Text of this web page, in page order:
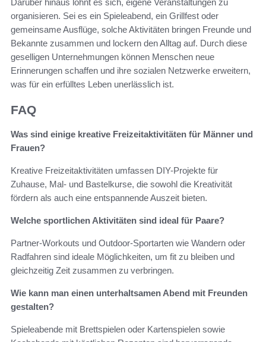
Darüber hinaus lohnt es sich, eigene Veranstaltungen zu
organisieren. Sei es ein Spieleabend, ein Grillfest oder
gemeinsame Ausflüge, solche Aktivitäten bringen Freunde und
Bekannte zusammen und lockern den Alltag auf. Durch diese
geselligen Unternehmungen können Menschen neue
Erinnerungen schaffen und ihre sozialen Netzwerke erweitern,
was für ein erfülltes Leben unerlässlich ist.
FAQ
Was sind einige kreative Freizeitaktivitäten für Männer und
Frauen?
Kreative Freizeitaktivitäten umfassen DIY-Projekte für
Zuhause, Mal- und Bastelkurse, die sowohl die Kreativität
fördern als auch eine entspannende Auszeit bieten.
Welche sportlichen Aktivitäten sind ideal für Paare?
Partner-Workouts und Outdoor-Sportarten wie Wandern oder
Radfahren sind ideale Möglichkeiten, um fit zu bleiben und
gleichzeitig Zeit zusammen zu verbringen.
Wie kann man einen unterhaltsamen Abend mit Freunden
gestalten?
Spieleabende mit Brettspielen oder Kartenspielen sowie